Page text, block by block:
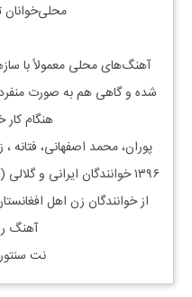
محلی‌خوانان
آهنگ‌های محلی معمولاً با
شده و گاهی هم به صورت
هنگام
پوران، محمد اصفهانی، فتانه
۱۳۹۶ خوانندگان ایرانی و
از خوانندگان زن اهل
آهنگ
نت